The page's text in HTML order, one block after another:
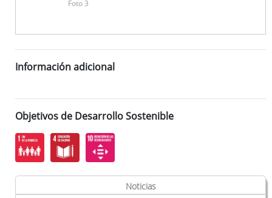
Foto 3
Información adicional
Objetivos de Desarrollo Sostenible
Noticias